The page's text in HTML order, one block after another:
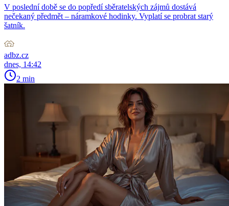
V poslední době se do popředí sběratelských zájmů dostává
nečekaný předmět – náramkové hodinky. Vyplatí se probrat starý
šatník.
adbz.cz
dnes, 14:42
2 min